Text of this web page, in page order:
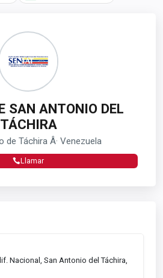
SAN ANTONIO DEL
TÁCHIRA
de Táchira Â· Venezuela
Llamar
Nacional, San Antonio del Táchira,